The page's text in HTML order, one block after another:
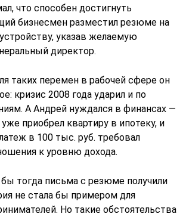
что способен достигнуть
бизнесмен разместил резюме на
указав желаемую
директор.
таких перемен в рабочей сфере он
кризис 2008 года ударил и по
А Андрей нуждался в финансах —
приобрел квартиру в ипотеку, и
в 100 тыс. руб. требовал
к уровню дохода.
тогда письма с резюме получили
не стала бы примером для
Но такие обстоятельства